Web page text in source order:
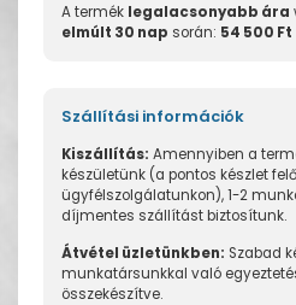
A termék legalacsonyabb ára
elmúlt 30 nap során: 54 500 Ft
Szállítási információk
Kiszállítás: Amennyiben a
készületünk (a pontos készlet
ügyfélszolgálatunkon), 1-2
díjmentes szállítást biztosítunk.
Átvétel üzletünkben: Szabad
munkatársunkkal való
összekészítve.